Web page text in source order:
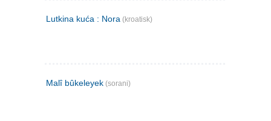
Lutkina kuća : Nora (kroatisk)
Malî bûkeleyek (sorani)